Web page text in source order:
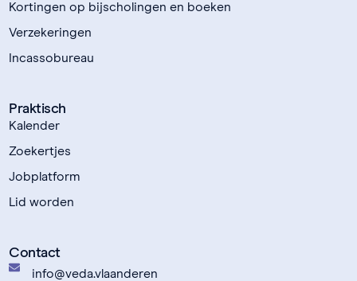
Kortingen op bijscholingen en boeken
Verzekeringen
Incassobureau
Praktisch
Kalender
Zoekertjes
Jobplatform
Lid worden
Contact
info@veda.vlaanderen